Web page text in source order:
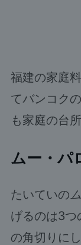
福建の家庭
てバンコク
も家庭の台
ムー・パ
たいていの
げるのは3
の角切りに